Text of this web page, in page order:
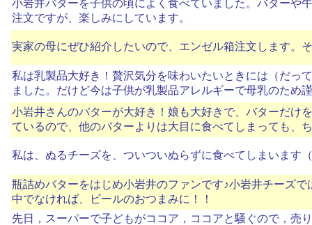
小岩井バターを子供の頃によく食べていました。バターや
注文ですが、楽しみにしています。
実家の母にぜひ紹介したいので、エンゼル箱注文します。
私は乳製品大好き！贅沢気分を味わいたいときには（だっ
ました。だけど今は子供が乳製品アレルギーで母乳のため
小岩井さんのバターが大好き！娘も大好きで、バターだけ
ているので、他のバターよりは大目に食べてしまっても、
私は、ぬるチーズを、ついついぬらずに食べてしまいます
瓶詰めバターをはじめ小岩井のファンです♪小岩井チーズ
中でなければ、ビールのおつまみに！！
先日，スーパーで子どもがココア，ココアと騒ぐので，売